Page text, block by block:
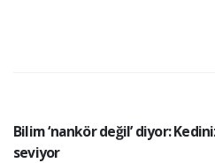
Bilim ‘nankör değil’ diyor:
seviyor